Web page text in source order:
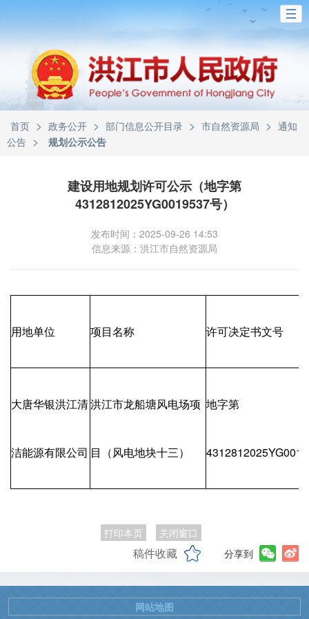
首页 > 政务公开 > 部门信息公开目录 > 市自然资源局 > 通知
公告 > 规划公示公告
建设用地规划许可公示（地字第
4312812025YG0019537号）
发布时间：2025-09-26 14:53
信息来源：洪江市自然资源局
用地单位 项目名称 许可决定书文号
大唐华银洪江清
洁能源有限公司
洪江市龙船塘风电场项
目（风电地块十三）
地字第
打印本页 关闭窗口
稿件收藏 分享到
网站地图